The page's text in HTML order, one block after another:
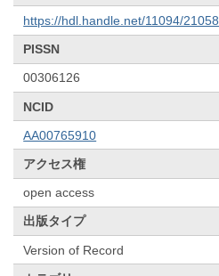
https://hdl.handle.net/11094/21058
PISSN
00306126
NCID
AA00765910
アクセス権
open access
出版タイプ
Version of Record